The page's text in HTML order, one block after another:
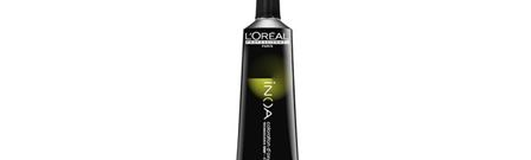
DÉTAILS